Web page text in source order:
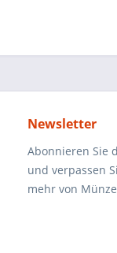
Newsletter
Abonnieren Sie
und verpassen
mehr von